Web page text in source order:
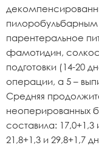
пилоробульбарным
парентеральное
фамотидин,
подготовки (14-20
операции, а 5 –
Средняя
неоперированных
составила: 17,0+1,3
21,8+1,3 и 29,8+1,7